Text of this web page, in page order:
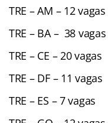
TRE – AM – 12 vagas
TRE – BA – 38 vagas
TRE – CE – 20 vagas
TRE – DF – 11 vagas
TRE – ES – 7 vagas